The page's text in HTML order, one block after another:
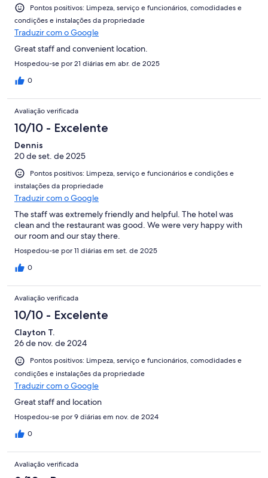
Pontos positivos: Limpeza, serviço e funcionários, comodidades e
condições e instalações da propriedade
Traduzir com o Google
Great staff and convenient location.
Hospedou-se por 21 diárias em abr. de 2025
0
Avaliação verificada
10/10 - Excelente
Dennis
20 de set. de 2025
Pontos positivos: Limpeza, serviço e funcionários e condições e
instalações da propriedade
Traduzir com o Google
The staff was extremely friendly and helpful. The hotel was
clean and the restaurant was good. We were very happy with
our room and our stay there.
Hospedou-se por 11 diárias em set. de 2025
0
Avaliação verificada
10/10 - Excelente
Clayton T.
26 de nov. de 2024
Pontos positivos: Limpeza, serviço e funcionários, comodidades e
condições e instalações da propriedade
Traduzir com o Google
Great staff and location
Hospedou-se por 9 diárias em nov. de 2024
0
Avaliação verificada